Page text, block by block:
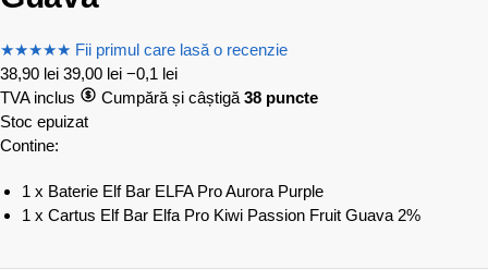
★★★★★ Fii primul care lasă o recenzie
38,90 lei 39,00 lei −0,1 lei
TVA inclus
Cumpără și câștigă 38 puncte
Stoc epuizat
Contine:
1 x Baterie Elf Bar ELFA Pro Aurora Purple
1 x Cartus Elf Bar Elfa Pro Kiwi Passion Fruit Guava 2%